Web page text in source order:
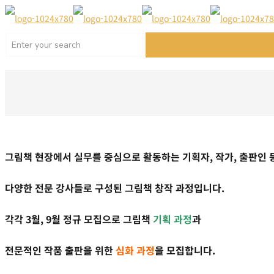
그림책 현장에서 실무를 중심으로 활동하는 기획자, 작가, 출판인
다양한 전문 강사들로 구성된 그림책 창작 과정입니다.
각각 3월, 9월 정규 모집으로 그림책 기획 과정과
전문적인 작품 출판을 위한심화 과정을 모집합니다.